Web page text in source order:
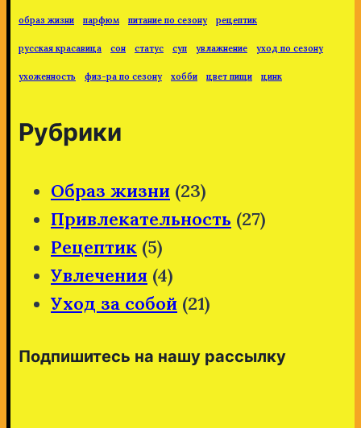
образ жизни парфюм питание по сезону рецептик
русская красавица сон статус суп увлажнение уход по сезону
ухоженность физ-ра по сезону хобби цвет пищи цинк
Рубрики
Образ жизни (23)
Привлекательность (27)
Рецептик (5)
Увлечения (4)
Уход за собой (21)
Подпишитесь на нашу рассылку